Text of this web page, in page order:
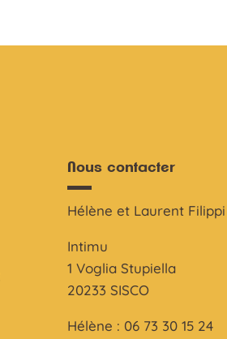
Nous contacter
Hélène et Laurent Filippi
Intimu
1 Voglia Stupiella
20233 SISCO
Hélène : 06 73 30 15 24